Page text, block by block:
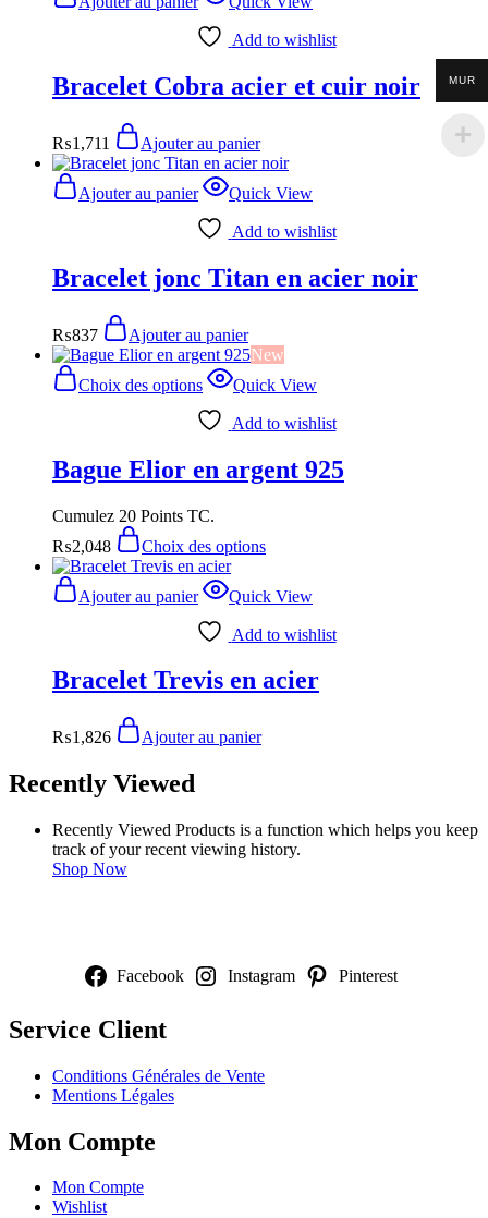
Add to wishlist
Bracelet Cobra acier et cuir noir
₨1,711 Ajouter au panier
Ajouter au panier Quick View
Add to wishlist
Bracelet jonc Titan en acier noir
₨837
Ajouter au panier
New
Choix des options
Quick View
Add to wishlist
Bague Elior en argent 925
Cumulez 20 Points TC.
₨2,048 Choix des options
Ajouter au panier Quick View
Add to wishlist
Bracelet Trevis en acier
₨1,826 Ajouter au panier
Recently Viewed
Recently Viewed Products is a function which helps you keep
track of your recent viewing history.
Shop Now
Facebook Instagram Pinterest
Service Client
Conditions Générales de Vente
Mentions Légales
Mon Compte
Mon Compte
Wishlist
MUR